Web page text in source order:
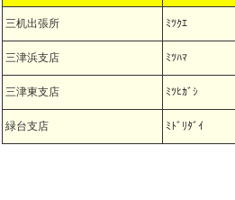
三机出張所 ﾐﾂｸｴ
三津浜支店 ﾐﾂﾊﾏ
三津東支店 ﾐﾂﾋｶﾞｼ
緑台支店 ﾐﾄﾞﾘﾀﾞｲ